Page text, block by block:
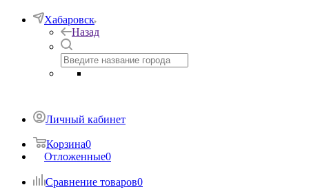
Хабаровск
Назад
Личный кабинет
Корзина0
Отложенные0
Сравнение товаров0